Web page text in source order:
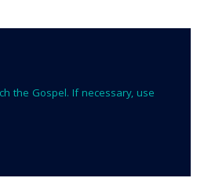
the Gospel. If necessary, use